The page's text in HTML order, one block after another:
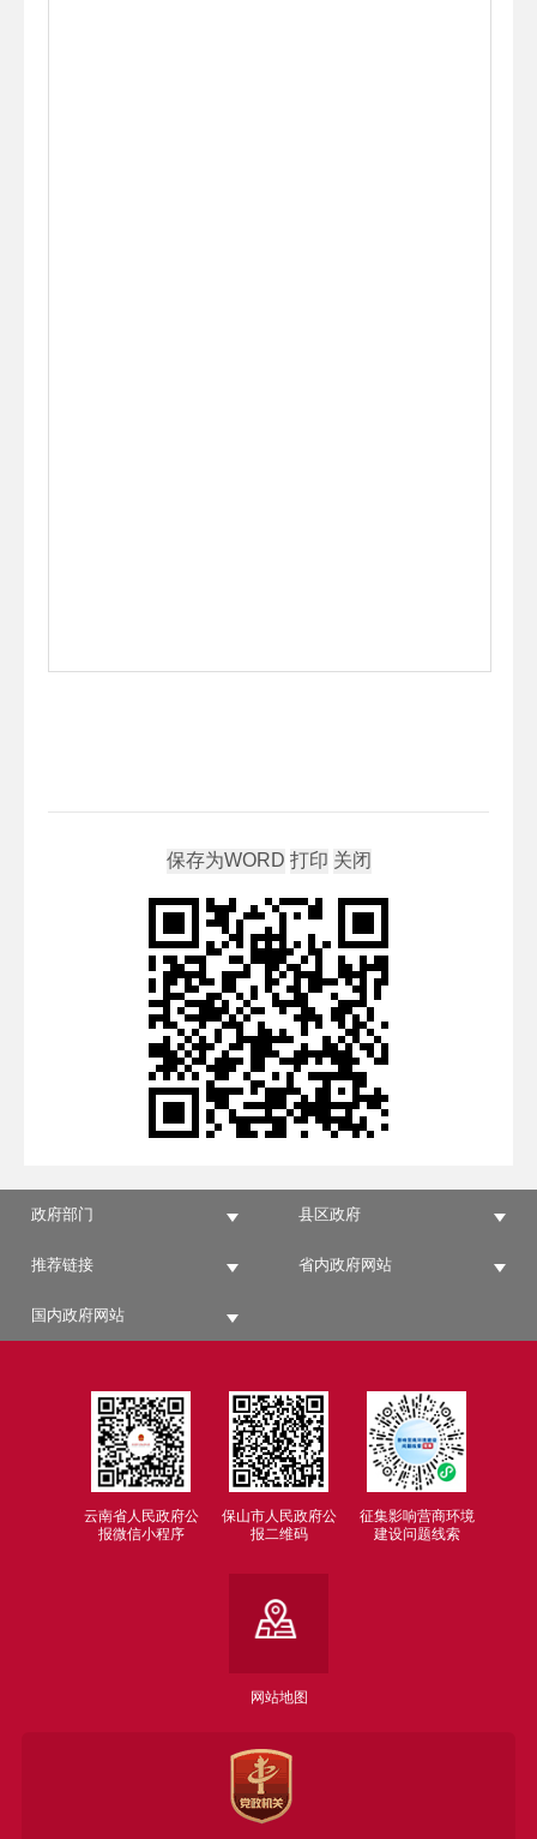
政府部门 县区政府
推荐链接 省内政府网站
国内政府网站
云南省人民政府公
报微信小程序
保山市人民政府公
报二维码
征集影响营商环境
建设问题线索
网站地图